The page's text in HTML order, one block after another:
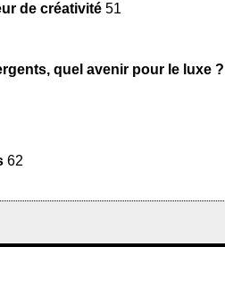
de créativité 51
quel avenir pour le luxe ?
62